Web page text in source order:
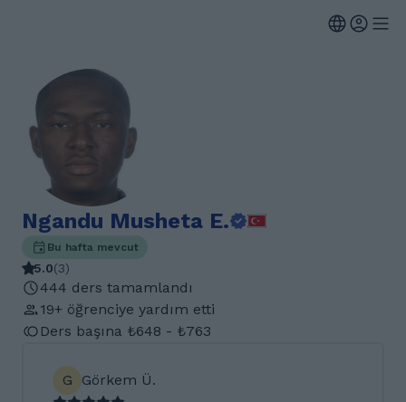
Ngandu Musheta E.
Bu hafta mevcut
5.0(3)
444 ders tamamlandı
19+ öğrenciye yardım etti
Ders başına ₺648 - ₺763
G Görkem Ü.